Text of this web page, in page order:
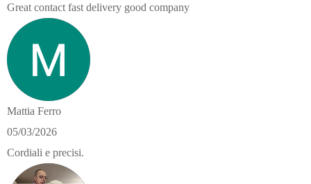
Great contact fast delivery good company
Mattia Ferro
05/03/2026
Cordiali e precisi.